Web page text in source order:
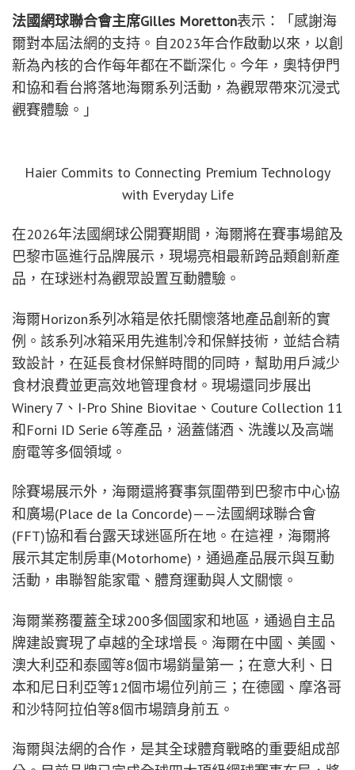
Masters)以及ATP年終總決賽(Nitto ATP Finals)，彰顯
品牌對於卓越、精准、堅韌與持續創新的堅持。
海爾歐洲品牌與傳播總監Antony Peart表示：「法網
立足全球化舞台，匯聚了卓越、激情與創新。再次成
作伙伴和球迷。」
爾對本屆法網的支持。自2023年合作啟動以來，以創
新為內核的合作每年都在不斷深化。今年，奧特伊門
和協和看台將落地海爾系列活動，為觀眾帶來沉浸式
觀賽體驗。」
Haier Commits to Connecting Premium Technology
with Everyday Life
在2026年法國網球公開賽期間，海爾將在賽事場館及
巴黎市區進行品牌展示，現場亮相最新跨品類創新產
品，在球迷村為觀眾設置互動體驗。
海爾Horizon系列冰箱是依托關懷落地產品創新的實
例。該系列冰箱采用先進制冷和保鮮技術，並結合精
致設計，在延長食材保鮮時間的同時，幫助用戶減少